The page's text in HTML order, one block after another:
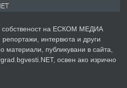
преди 4 месеца
курсове
собственост на ЕСКОМ МЕДИА
интервюта и други
материали, публикувани в сайта,
освен ако изрично